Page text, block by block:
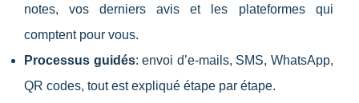
notes, vos derniers avis et les plateformes qui
comptent pour vous.
Processus guidés: envoi d’e-mails, SMS, WhatsApp,
QR codes, tout est expliqué étape par étape.